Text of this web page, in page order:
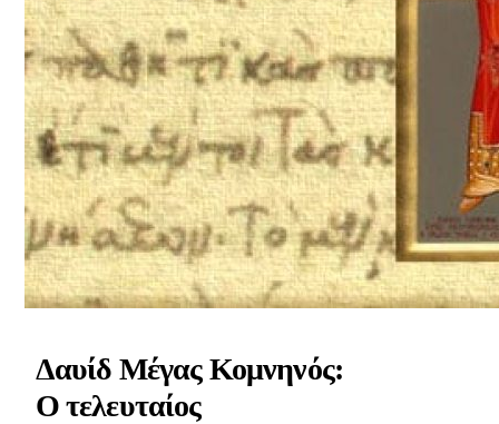
Δαυίδ Μέγας Κομνηνός:
Ο τελευταίος